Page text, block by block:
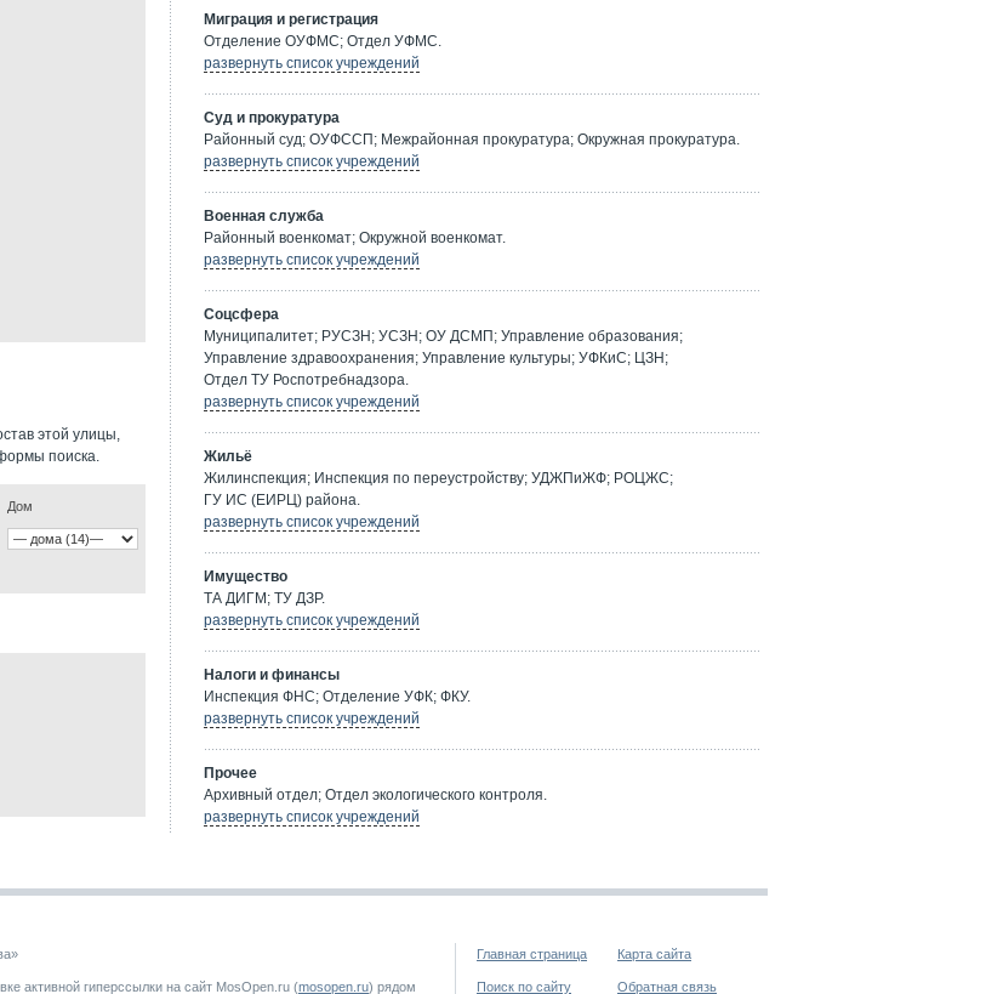
этой улицы,
поиска.
Дом
Миграция и регистрация
Отделение ОУФМС; Отдел УФМС.
развернуть список учреждений
Суд и прокуратура
Районный суд; ОУФССП; Межрайонная прокуратура; Окружная прокуратура.
развернуть список учреждений
Военная служба
Районный военкомат; Окружной военкомат.
развернуть список учреждений
Соцсфера
Муниципалитет; РУСЗН; УСЗН; ОУ ДСМП; Управление образования;
Управление здравоохранения; Управление культуры; УФКиС; ЦЗН;
Отдел ТУ Роспотребнадзора.
развернуть список учреждений
Жильё
Жилинспекция; Инспекция по переустройству; УДЖПиЖФ; РОЦЖС;
ГУ ИС (ЕИРЦ) района.
развернуть список учреждений
Имущество
ТА ДИГМ; ТУ ДЗР.
развернуть список учреждений
Налоги и финансы
Инспекция ФНС; Отделение УФК; ФКУ.
развернуть список учреждений
Прочее
Архивный отдел; Отдел экологического контроля.
развернуть список учреждений
активной гиперссылки на сайт MosOpen.ru (mosopen.ru) рядом
Главная страница Карта сайта
Поиск по сайту Обратная связь